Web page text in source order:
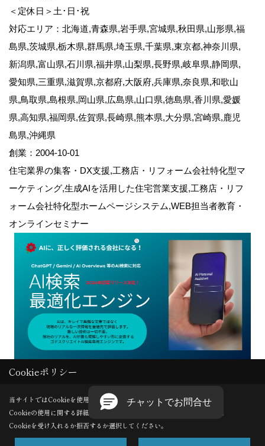
＜定休日＞土･日･祝
対応エリア：北海道,青森県,岩手県,宮城県,秋田県,山形県,福
島県,茨城県,栃木県,群馬県,埼玉県,千葉県,東京都,神奈川県,
新潟県,富山県,石川県,福井県,山梨県,長野県,岐阜県,静岡県,
愛知県,三重県,滋賀県,京都府,大阪府,兵庫県,奈良県,和歌山
県,鳥取県,島根県,岡山県,広島県,山口県,徳島県,香川県,愛媛
県,高知県,福岡県,佐賀県,長崎県,熊本県,大分県,宮崎県,鹿児
島県,沖縄県
創業：2004-10-01
住宅業界の集客・DX支援,工務店・リフォーム会社特化型マ
ーケティング,生成AIを活用した住宅営業支援,工務店・リフ
ォーム会社特化型ホームページシステム,WEB担当者教育・
オンラインセミナー
Copyright (c) GODDESS CREATE. All Rights Reserved.
Produced byゴデスクリエイト
Cookieポリシー
当サイトではCookieを使用します。
Cookieの使用に関する詳細は 「プライバシーポリシー
」をご覧ください。
Cookieを受け入れるか拒否するか選択してください。